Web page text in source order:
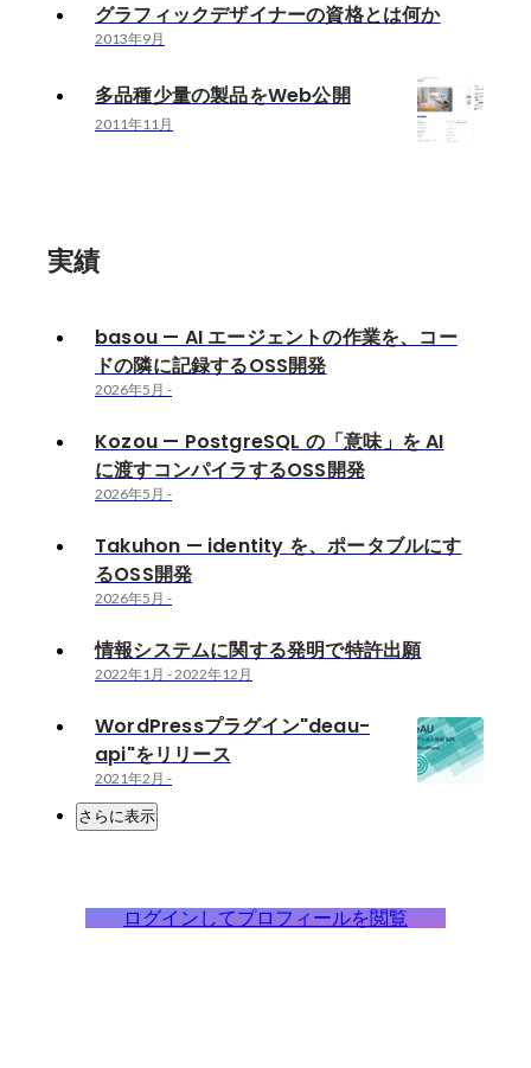
グラフィックデザイナーの資格とは何か
2013年9月
多品種少量の製品をWeb公開
2011年11月
実績
basou — AI エージェントの作業を、コー
ドの隣に記録するOSS開発
2026年5月 -
Kozou — PostgreSQL の「意味」を AI
に渡すコンパイラするOSS開発
2026年5月 -
Takuhon — identity を、ポータブルにす
るOSS開発
2026年5月 -
情報システムに関する発明で特許出願
2022年1月 -2022年12月
WordPressプラグイン"deau-
api"をリリース
2021年2月 -
さらに表示
ログインしてプロフィールを閲覧